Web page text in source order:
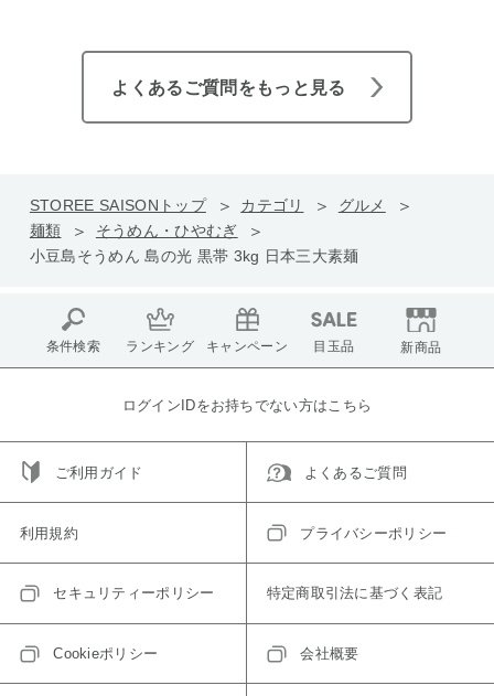
よくあるご質問をもっと見る
STOREE SAISONトップ カテゴリ
グルメ
麺類
そうめん・ひやむぎ
小豆島そうめん 島の光 黒帯 3kg 日本三大素麺
条件検索 ランキング キャンペーン 目玉品 新商品
ログインIDをお持ちでない方はこちら
ご利用ガイド よくあるご質問
利用規約 プライバシーポリシー
セキュリティーポリシー 特定商取引法に基づく表記
Cookieポリシー 会社概要